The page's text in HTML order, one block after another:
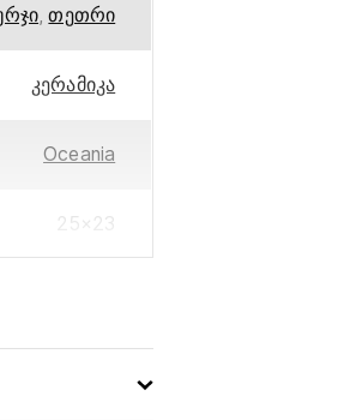
,თეთრი
კერამიკა
Oceania
25×23